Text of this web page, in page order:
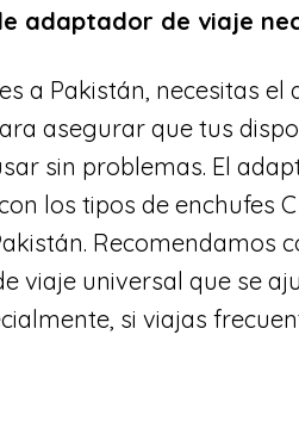
adaptador de viaje
a Pakistán, necesitas
asegurar que tus
sin problemas. El
los tipos de enchufes
Recomendamos
viaje universal que se
si viajas